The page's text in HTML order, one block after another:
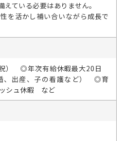
ている必要はありません。
を活かし補い合いながら成長で
） ◎年次有給休暇最大20日
、出産、子の看護など） ◎育
シュ休暇 など